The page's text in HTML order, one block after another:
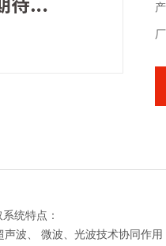
统特点：
波、 微波、光波技术协同作